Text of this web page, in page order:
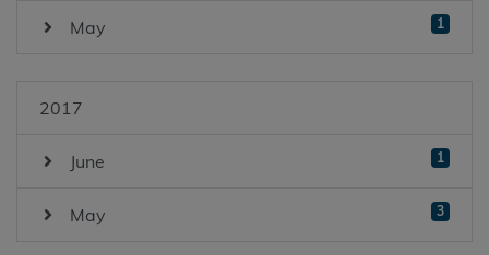
May 1
2017
June 1
May 3